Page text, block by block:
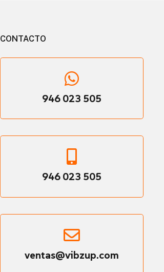
CONTACTO
946 023 505
946 023 505
ventas@vibzup.com